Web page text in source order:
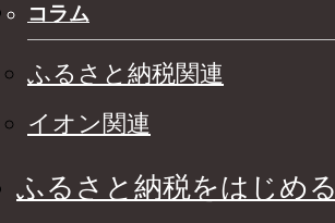
コラム
ふるさと納税関連
イオン関連
ふるさと納税をはじめる